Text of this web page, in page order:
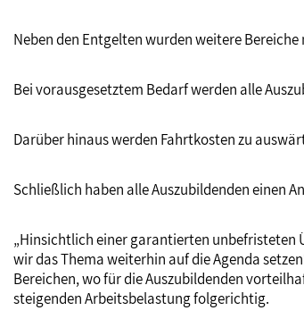
Neben den Entgelten wurden weitere Bereiche
Bei vorausgesetztem Bedarf werden alle
Darüber hinaus werden Fahrtkosten zu
Schließlich haben alle Auszubildenden einen
„Hinsichtlich einer garantierten unbefristeten
wir das Thema weiterhin auf die Agenda
Bereichen, wo für die Auszubildenden
steigenden Arbeitsbelastung folgerichtig.